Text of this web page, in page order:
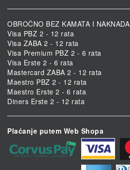
OBROČNO BEZ KAMATA I NAKNADA
Visa PBZ 2 - 12 rata
Visa ZABA 2 - 12 rata
Visa Premium PBZ 2 - 6 rata
Visa Erste 2 - 6 rata
Mastercard ZABA 2 - 12 rata
Maestro PBZ 2 - 12 rata
Maestro Erste 2 - 6 rata
Diners Erste 2 - 12 rata
Plaćanje putem Web Shopa